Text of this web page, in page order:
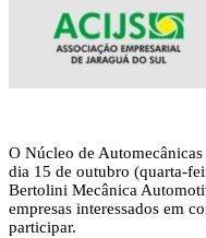
O Núcleo de
dia 15 de outubro (quarta-
Bertolini Mecânica
empresas interessados em
participar.